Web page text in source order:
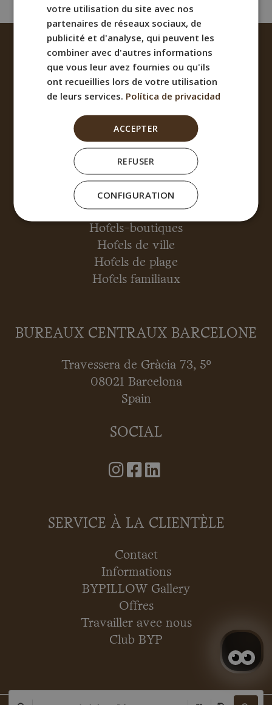
Avis juridique
Clause de non-responsabilité
Gestion du consentement
Déclaration de confidentialité (UE)
Politique relative aux cookies (UE)
Hôtels-boutiques
Hôtels de ville
Hôtels de plage
Hôtels familiaux
BUREAUX CENTRAUX BARCELONE
Travessera de Gràcia 73, 5º
08021 Barcelona
Spain
SOCIAL
SERVICE À LA CLIENTÈLE
Contact
Informations
BYPILLOW Gallery
Offres
Travailler avec nous
Club BYP
votre utilisation du site avec nos
partenaires de réseaux sociaux, de
publicité et d'analyse, qui peuvent les
combiner avec d'autres informations
que vous leur avez fournies ou qu'ils
ont recueillies lors de votre utilisation
de leurs services. Política de privacidad
ACCEPTER
REFUSER
CONFIGURATION